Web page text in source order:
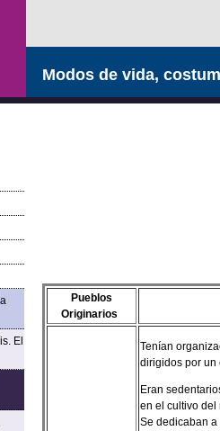
El
Modos de vida,
Pueblos
Originarios
Tenían
dirigidos por un
Eran
en el cultivo del
Se dedicaban